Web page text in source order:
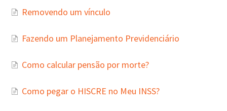
Removendo um vínculo
Fazendo um Planejamento Previdenciário
Como calcular pensão por morte?
Como pegar o HISCRE no Meu INSS?